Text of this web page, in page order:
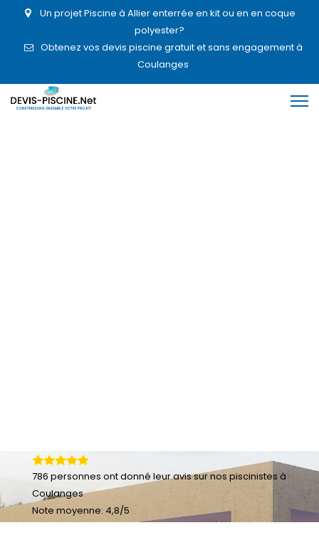
Un projet Piscine à Allier enterrée en kit ou en en coque
polyester?
Obtenez vos devis piscine gratuit et sans engagement à
Coulanges
786 personnes ont donné leuravis sur nos piscinistes à
Coulanges
Note moyenne: 4,8/5